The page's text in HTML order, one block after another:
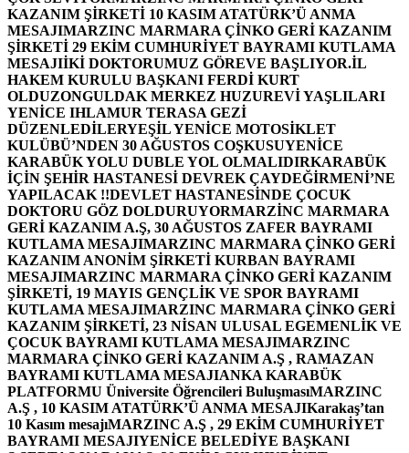
KAZANIM ŞİRKETİ 10 KASIM ATATÜRK’Ü ANMA
MESAJIMARZINC MARMARA ÇİNKO GERİ KAZANIM
ŞİRKETİ 29 EKİM CUMHURİYET BAYRAMI KUTLAMA
MESAJIİKİ DOKTORUMUZ GÖREVE BAŞLIYOR.İL
HAKEM KURULU BAŞKANI FERDİ KURT
OLDUZONGULDAK MERKEZ HUZUREVİ YAŞLILARI
YENİCE IHLAMUR TERASA GEZİ
DÜZENLEDİLERYEŞİL YENİCE MOTOSİKLET
KULÜBÜ’NDEN 30 AĞUSTOS COŞKUSUYENİCE
KARABÜK YOLU DUBLE YOL OLMALIDIRKARABÜK
İÇİN ŞEHİR HASTANESİ DEVREK ÇAYDEĞİRMENİ’NE
YAPILACAK !!DEVLET HASTANESİNDE ÇOCUK
DOKTORU GÖZ DOLDURUYORMARZİNC MARMARA
GERİ KAZANIM A.Ş, 30 AĞUSTOS ZAFER BAYRAMI
KUTLAMA MESAJIMARZINC MARMARA ÇİNKO GERİ
KAZANIM ANONİM ŞİRKETİ KURBAN BAYRAMI
MESAJIMARZINC MARMARA ÇİNKO GERİ KAZANIM
ŞİRKETİ, 19 MAYIS GENÇLİK VE SPOR BAYRAMI
KUTLAMA MESAJIMARZINC MARMARA ÇİNKO GERİ
KAZANIM ŞİRKETİ, 23 NİSAN ULUSAL EGEMENLİK VE
ÇOCUK BAYRAMI KUTLAMA MESAJIMARZINC
MARMARA ÇİNKO GERİ KAZANIM A.Ş , RAMAZAN
BAYRAMI KUTLAMA MESAJIANKA KARABÜK
PLATFORMU Üniversite Öğrencileri BuluşmasıMARZINC
A.Ş , 10 KASIM ATATÜRK’Ü ANMA MESAJIKarakaş’tan
10 Kasım mesajıMARZINC A.Ş , 29 EKİM CUMHURİYET
BAYRAMI MESAJIYENİCE BELEDİYE BAŞKANI